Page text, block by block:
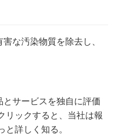
な汚染物質を除去し、
サービスを独自に評価
リックすると、当社は報
詳しく知る。